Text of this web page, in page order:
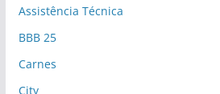
Assistência Técnica
BBB 25
Carnes
City